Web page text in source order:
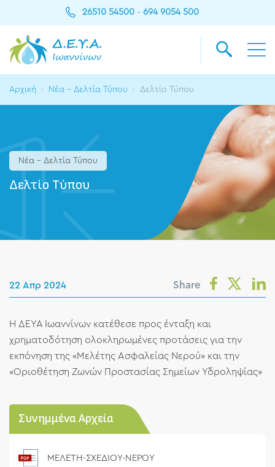
26510 54500 - 694 9054 500
Αρχική Νέα - Δελτία Τύπου Δελτίο Τύπου
Νέα - Δελτία Τύπου
Δελτίο Τύπου
22 Απρ 2024 Share
Η ΔΕΥΑ Ιωαννίνων κατέθεσε προς ένταξη και
χρηματοδότηση ολοκληρωμένες προτάσεις για την
εκπόνηση της «Μελέτης Ασφαλείας Νερού» και την
«Οριοθέτηση Ζωνών Προστασίας Σημείων Υδροληψίας»
Συνημμένα Αρχεία
ΜΕΛΕΤΗ-ΣΧΕΔΙΟΥ-ΝΕΡΟΥ